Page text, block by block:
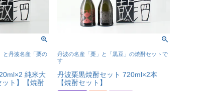
と丹波名産「栗の
純米大
ット】【焼酎
丹波の名産「栗」と「黒豆」の焼酎セットで
す
丹波栗黒焼酎セット 720ml×2本
【焼酎セット】